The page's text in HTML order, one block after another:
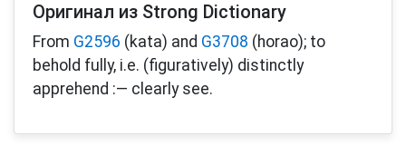
Оригинал из Strong Dictionary
From G2596 (kata) and G3708 (horao); to
behold fully, i.e. (figuratively) distinctly
apprehend :— clearly see.